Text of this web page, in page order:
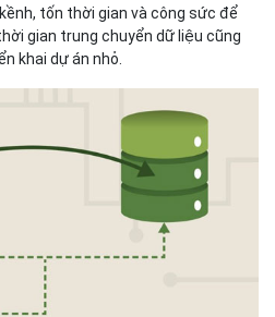
tốn thời gian và công sức để
gian trung chuyển dữ liệu cũng
khai dự án nhỏ.